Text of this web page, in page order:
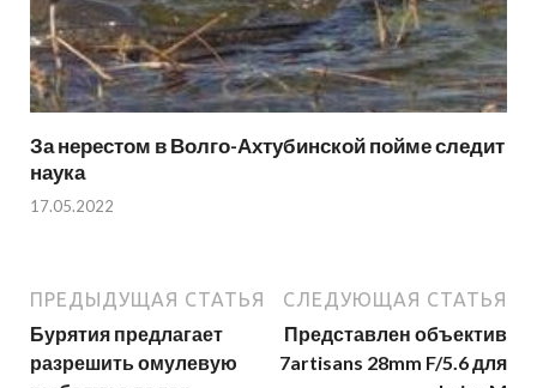
За нерестом в Волго-Ахтубинской пойме следит
наука
17.05.2022
ПРЕДЫДУЩАЯ СТАТЬЯ
Бурятия предлагает
разрешить омулевую
СЛЕДУЮЩАЯ СТАТЬЯ
Представлен объектив
7artisans 28mm F/5.6 для